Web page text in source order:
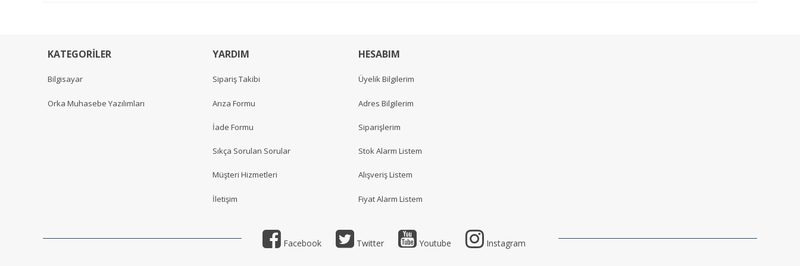
KATEGORİLER
Bilgisayar
Orka Muhasebe Yazılımları
YARDIM
Sipariş Takibi
Arıza Formu
İade Formu
Sıkça Sorulan Sorular
Müşteri Hizmetleri
İletişim
HESABIM
Üyelik Bilgilerim
Adres Bilgilerim
Siparişlerim
Stok Alarm Listem
Alışveriş Listem
Fiyat Alarm Listem
Facebook Twitter Youtube Instagram